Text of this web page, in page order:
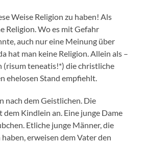
Weise Religion zu haben! Als
Religion. Wo es mit Gefahr
auch nur eine Meinung über
hat man keine Religion. Allein als –
(risum teneatis!*) die christliche
ehelosen Stand empfiehlt.
nach dem Geistlichen. Die
Kindlein an. Eine junge Dame
Etliche junge Männer, die
erweisen dem Vater den